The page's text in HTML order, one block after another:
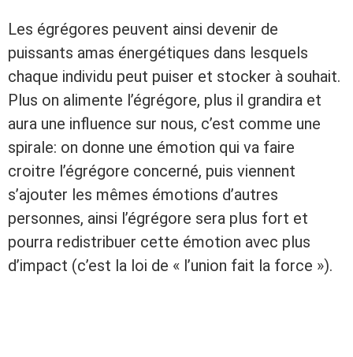
Les égrégores peuvent ainsi devenir de
puissants amas énergétiques dans lesquels
chaque individu peut puiser et stocker à souhait.
Plus on alimente l’égrégore, plus il grandira et
aura une influence sur nous, c’est comme une
spirale: on donne une émotion qui va faire
croitre l’égrégore concerné, puis viennent
s’ajouter les mêmes émotions d’autres
personnes, ainsi l’égrégore sera plus fort et
pourra redistribuer cette émotion avec plus
d’impact (c’est la loi de « l’union fait la force »).